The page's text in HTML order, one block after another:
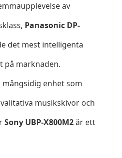
av
Panasonic DP-
det mest intelligenta
på marknaden.
mångsidig enhet som
musikskivor och
Sony UBP-X800M2är ett